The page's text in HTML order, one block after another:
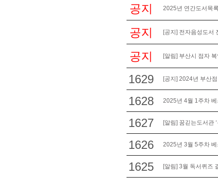
공지 2025년 연간도서목
공지 [공지] 전자음성도서
공지 [알림] 부산시 점자
1629 [공지] 2024년 부산
1628 2025년 4월 1주차
1627 [알림] 꿈긷는도서관
1626 2025년 3월 5주차
1625 [알림] 3월 독서퀴즈